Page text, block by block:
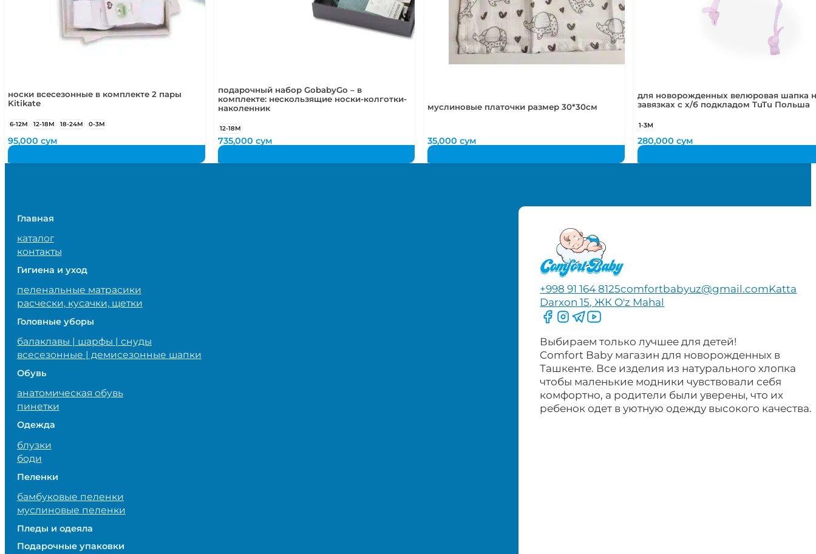
носки всесезонные в комплекте 2 пары
Kitikate
6-12М 12-18М 18-24М 0-3М
95,000сум
подарочный набор GobabyGo – в
комплекте: нескользящие носки-колготки-
наколенник
12-18М
735,000 сум
муслиновые платочки размер 30*30см
35,000сум
для новорожденных велюровая шапка
завязках с х/б подкладом TuTu Польша
1-3М
280,000 сум
Главная
каталог
контакты
Гигиена и уход
пеленальные матрасики
расчески, кусачки, щетки
Головные уборы
балаклавы | шарфы | снуды
всесезонные | демисезонные шапки
Обувь
анатомическая обувь
пинетки
Одежда
блузки
боди
Пеленки
бамбуковые пеленки
муслиновые пеленки
Пледы и одеяла
Подарочные упаковки
+998 91 164 8125comfortbabyuz@gmail.comKatta
Darxon 15, ЖК O'z Mahal
Следите за нами на Facebook
Следите за нами в Instagram
Следите за нами в Telegram
Следите за нами в YouTube
Выбираем только лучшее для детей!
Comfort Baby магазин для новорожденных в
Ташкенте. Все изделия из натурального хлопка
чтобы маленькие модники чувствовали себя
комфортно, а родители были уверены, что их
ребенок одет в уютную одежду высокого качества.